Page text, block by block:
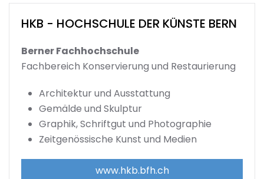
HKB - HOCHSCHULE DER KÜNSTE BERN
Berner Fachhochschule
Fachbereich Konservierung und Restaurierung
Architektur und Ausstattung
Gemälde und Skulptur
Graphik, Schriftgut und Photographie
Zeitgenössische Kunst und Medien
www.hkb.bfh.ch